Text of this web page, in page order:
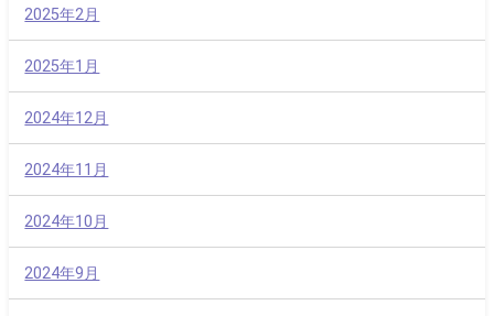
2025年2月
2025年1月
2024年12月
2024年11月
2024年10月
2024年9月